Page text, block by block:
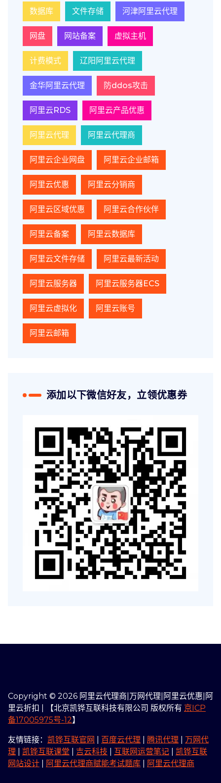
数据库 文件存储 河津阿里云代理
网盘 网站备案 虚拟主机
计费模式 辽阳阿里云代理
金华阿里云代理 防ddos攻击
阿里云RDS 阿里云产品优惠
阿里云代理 阿里云代理商
阿里云企业网盘 阿里云企业邮箱
阿里云优惠 阿里云分销商
阿里云区域优惠 阿里云合作伙伴
阿里云备案 阿里云数据库
阿里云文件存储 阿里云最新活动
阿里云服务器 阿里云服务器ECS
阿里云虚拟化 阿里云账号
阿里云邮箱
添加以下微信好友，立领优惠券
Copyright © 2026 阿里云代理商|万网代理|阿里云优惠|阿
里云折扣 | 【北京凯铧互联科技有限公司 版权所有 京ICP
备17005975号-12】
友情链接： 凯铧互联官网 百度云代理 腾讯代理
万网代
理
凯铧互联课堂 吉云科技 互联网运营笔记
凯铧互联
网站设计
阿里云代理商赋能考试题库 阿里云代理商